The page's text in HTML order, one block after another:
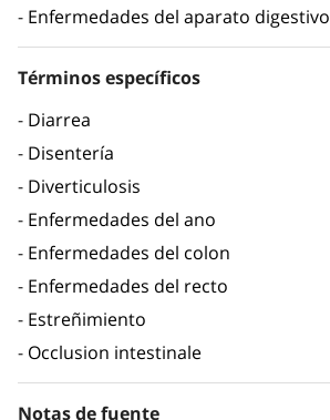
Enfermedades del aparato digestivo
Términos específicos
Diarrea
Disentería
Diverticulosis
Enfermedades del ano
Enfermedades del colon
Enfermedades del recto
Estreñimiento
Occlusion intestinale
Notas de fuente